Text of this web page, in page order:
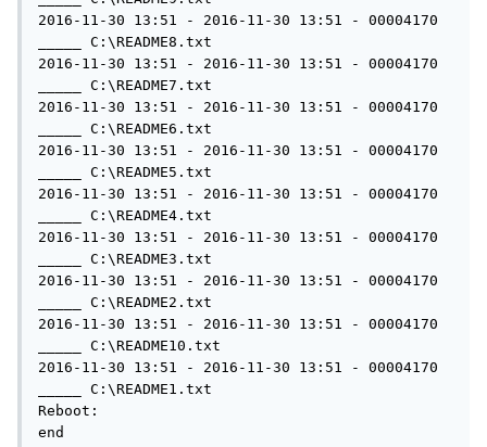
2016-11-30 13:51 - 2016-11-30 13:51 - 00004170
_____ C:\README8.txt
2016-11-30 13:51 - 2016-11-30 13:51 - 00004170
_____ C:\README7.txt
2016-11-30 13:51 - 2016-11-30 13:51 - 00004170
_____ C:\README6.txt
2016-11-30 13:51 - 2016-11-30 13:51 - 00004170
_____ C:\README5.txt
2016-11-30 13:51 - 2016-11-30 13:51 - 00004170
_____ C:\README4.txt
2016-11-30 13:51 - 2016-11-30 13:51 - 00004170
_____ C:\README3.txt
2016-11-30 13:51 - 2016-11-30 13:51 - 00004170
_____ C:\README2.txt
2016-11-30 13:51 - 2016-11-30 13:51 - 00004170
_____ C:\README10.txt
2016-11-30 13:51 - 2016-11-30 13:51 - 00004170
_____ C:\README1.txt
Reboot:
end